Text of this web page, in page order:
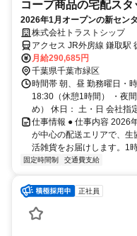
コープ商品の宅配スタ
2026年1月オープンの新セン
家族と過ごす時間も増える！
株式会社トラストシップ
アクセス JR外房線 鎌取駅
月給290,685円
千葉県千葉市緑区
時間帯 朝、昼 勤務曜日・
18:30（休憩1時間） ・夜
め） 休日： 土・日 会社指
仕事情報 ● 仕事内容 2026
が中心の配送エリアで、
活雑貨をお届けします。1
固定時間制 交通費支給
正社員